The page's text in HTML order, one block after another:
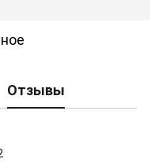
Отзывы